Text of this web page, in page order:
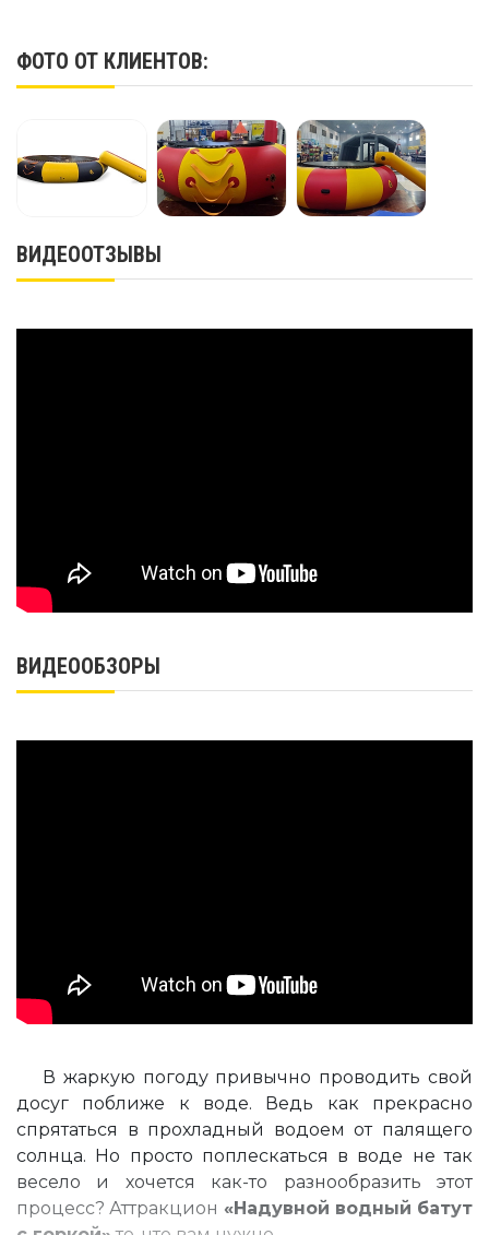
ФОТО ОТ КЛИЕНТОВ:
ВИДЕООТЗЫВЫ
ВИДЕООБЗОРЫ
В жаркую погоду привычно проводить свой
досуг поближе к воде. Ведь как прекрасно
спрятаться в прохладный водоем от палящего
солнца. Но просто поплескаться в воде не так
весело и хочется как-то разнообразить этот
процесс? Аттракцион «Надувной водный батут